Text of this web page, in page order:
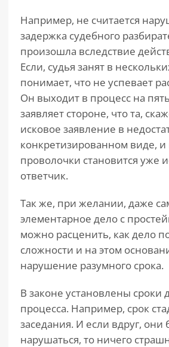
Например, не считается
задержка судебного
произошла вследствие
Если, судья занят в
понимает, что не успевает
Он выходит в процесс на
заявляет стороне, что та,
исковое заявление в
конкретизированном виде,
проволочки становится уже
ответчик.
Так же, при желании, даже
элементарное дело с
можно расценить, как дело
сложности и на этом
нарушение разумного срока.
В законе установлены сроки
процесса. Например, срок
заседания. И если вдруг, они
нарушаться, то ничего